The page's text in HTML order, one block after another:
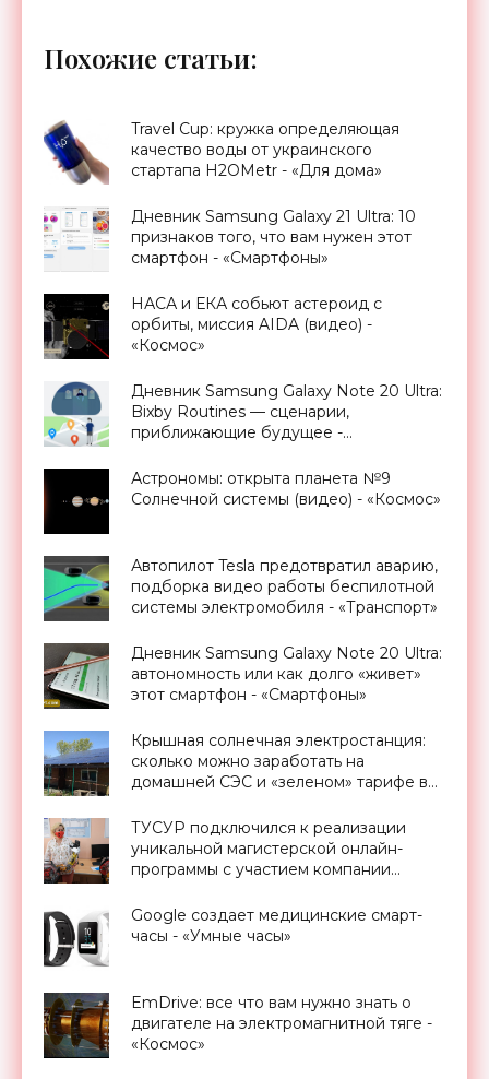
Похожие статьи:
Travel Cup: кружка определяющая
качество воды от украинского
стартапа H2OMetr - «Для дома»
Дневник Samsung Galaxy 21 Ultra: 10
признаков того, что вам нужен этот
смартфон - «Смартфоны»
НАСА и ЕКА собьют астероид с
орбиты, миссия AIDA (видео) -
«Космос»
Дневник Samsung Galaxy Note 20 Ultra:
Bixby Routines — сценарии,
приближающие будущее -
Астрономы: открыта планета №9
Солнечной системы (видео) - «Космос»
Автопилот Tesla предотвратил аварию,
подборка видео работы беспилотной
системы электромобиля - «Транспорт»
Дневник Samsung Galaxy Note 20 Ultra:
автономность или как долго «живет»
этот смартфон - «Смартфоны»
Крышная солнечная электростанция:
сколько можно заработать на
домашней СЭС и «зеленом» тарифе в
ТУСУР подключился к реализации
уникальной магистерской онлайн-
программы с участием компании
Google создает медицинские смарт-
часы - «Умные часы»
EmDrive: все что вам нужно знать о
двигателе на электромагнитной тяге -
«Космос»